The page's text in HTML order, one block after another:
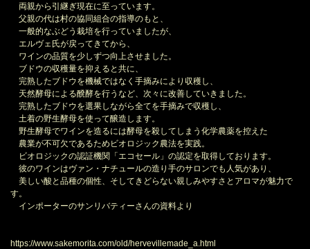
両親から引継ぎ現在に至っています。
父親の代は村の協同組合の指導のもと、
一般的なぶどう栽培を行っていましたが、
エルヴェ氏が戻ってきてから、
ワインの品質を少しずつ向上させました。
ブドウの収穫量を抑えると共に、
完熟したブドウを機械ではなく手摘みにより収穫し、
天然酵母による醗酵を行うなど、次々に改善していきました。
完熟したブドウを選果しながら全てを手摘みで収穫し、
土着の野生酵母を使って醸造します。
野生酵母でワインを造るには酵母を殺してしまう化学農薬を控えた
農業が不可欠であるためビオロジック農法を実践。
ビオロジックの認証機関「エコセール」の認定を取得しております。
彼のワインはヴァン・ナチュールの造り手のサロンでも人気があり、
美しい酸と品種の個性、そしてきどらない親しみやすさとアロマが魅力で
す。
インポーターのサンリバティーさんの資料より
https://www.sakemorita.com/old/hervevillemade_a.html